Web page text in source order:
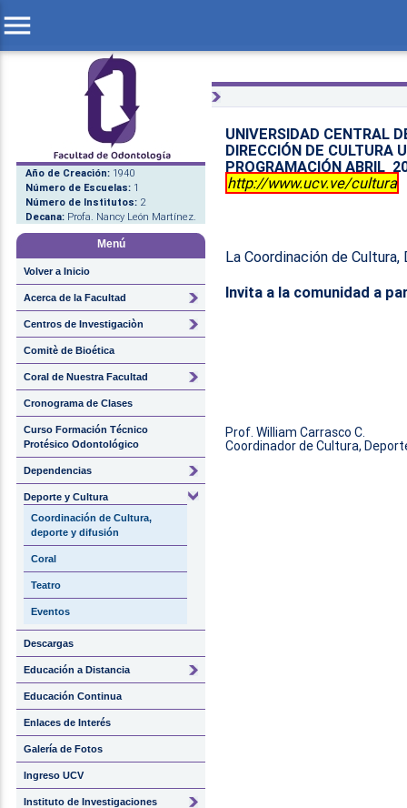
menu
Año de Creación: 1940
Número de Escuelas: 1
Número de Institutos: 2
Decana: Profa. Nancy León Martínez.
Menú
Volver a Inicio
Acerca de la Facultad
Centros de Investigaciòn
Comitè de Bioética
Coral de Nuestra Facultad
Cronograma de Clases
Curso Formación Técnico
Protésico Odontológico
Dependencias
Deporte y Cultura
Coordinación de Cultura,
deporte y difusión
Coral
Teatro
Eventos
Descargas
Educación a Distancia
Educación Continua
Enlaces de Interés
Galería de Fotos
Ingreso UCV
Instituto de Investigaciones
UNIVERSIDAD CENTRAL
DIRECCIÓN DE CULTURA
PROGRAMACIÓN ABRIL
http://www.ucv.ve/cultura
La Coordinación de
Invita a la comunidad a
Prof. William Carrasco C.
Coordinador de Cultura,